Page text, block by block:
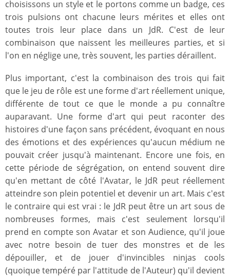
choisissons un style et le portons comme un badge, ces
trois pulsions ont chacune leurs mérites et elles ont
toutes trois leur place dans un JdR. C'est de leur
combinaison que naissent les meilleures parties, et si
l'on en néglige une, très souvent, les parties déraillent.
Plus important, c'est la combinaison des trois qui fait
que le jeu de rôle est une forme d'art réellement unique,
différente de tout ce que le monde a pu connaître
auparavant. Une forme d'art qui peut raconter des
histoires d'une façon sans précédent, évoquant en nous
des émotions et des expériences qu'aucun médium ne
pouvait créer jusqu'à maintenant. Encore une fois, en
cette période de ségrégation, on entend souvent dire
qu'en mettant de côté l'Avatar, le JdR peut réellement
atteindre son plein potentiel et devenir un art. Mais c'est
le contraire qui est vrai : le JdR peut être un art sous de
nombreuses formes, mais c'est seulement lorsqu'il
prend en compte son Avatar et son Audience, qu'il joue
avec notre besoin de tuer des monstres et de les
dépouiller, et de jouer d'invincibles ninjas cools
(quoique tempéré par l'attitude de l'Auteur) qu'il devient